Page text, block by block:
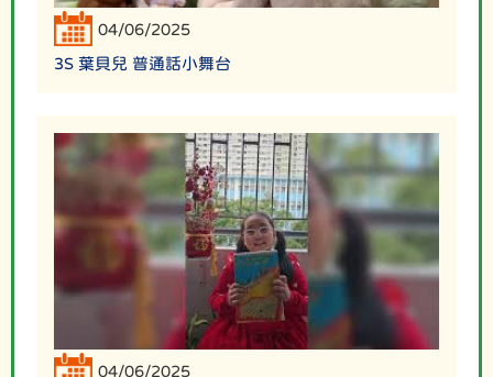
04/06/2025
3S 葉貝兒 普通話小舞台
04/06/2025